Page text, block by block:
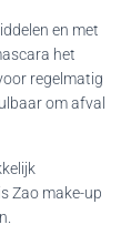
en met
het
regelmatig
om afval
Zao make-up